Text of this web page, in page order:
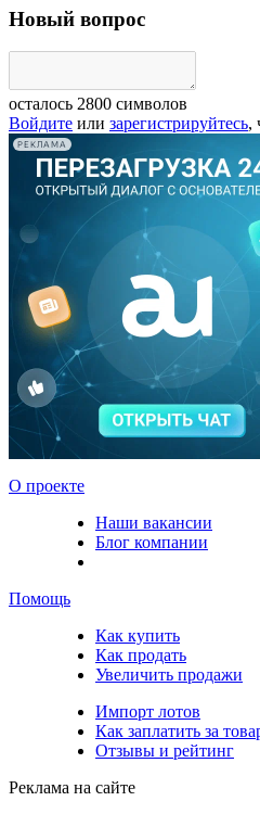
Новый вопрос
осталось 2800 символов
Войдите или зарегистрируйтесь,
РЕКЛАМА
О проекте
Наши вакансии
Блог компании
Помощь
Как купить
Как продать
Увеличить продажи
Импорт лотов
Как заплатить за
Отзывы и рейтинг
Реклама на сайте